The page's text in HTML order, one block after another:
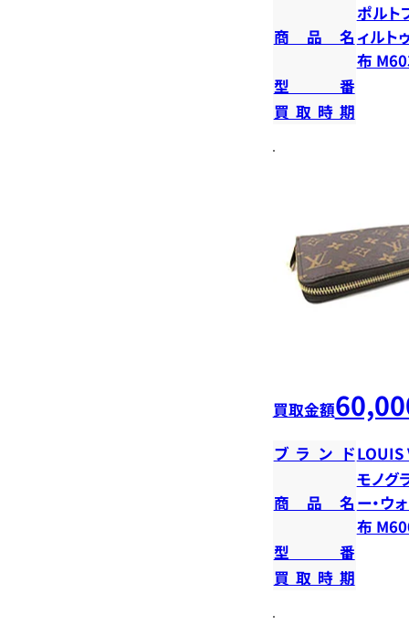
商品名
ポルト
ィルト
布
型番
買取時期
買取金額
ブランドLOUIS
商品名
モノグ
ー・ウ
布
型番
買取時期